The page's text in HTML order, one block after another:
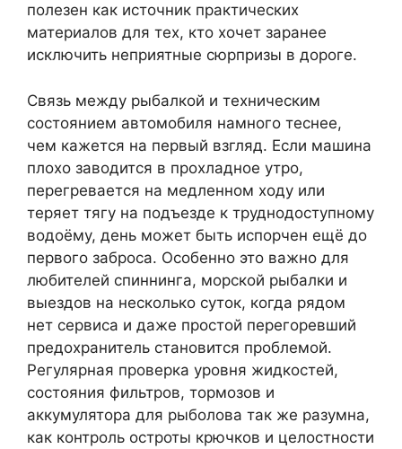
полезен как источник практических
материалов для тех, кто хочет заранее
исключить неприятные сюрпризы в дороге.
Связь между рыбалкой и техническим
состоянием автомобиля намного теснее,
чем кажется на первый взгляд. Если машина
плохо заводится в прохладное утро,
перегревается на медленном ходу или
теряет тягу на подъезде к труднодоступному
водоёму, день может быть испорчен ещё до
первого заброса. Особенно это важно для
любителей спиннинга, морской рыбалки и
выездов на несколько суток, когда рядом
нет сервиса и даже простой перегоревший
предохранитель становится проблемой.
Регулярная проверка уровня жидкостей,
состояния фильтров, тормозов и
аккумулятора для рыболова так же разумна,
как контроль остроты крючков и целостности